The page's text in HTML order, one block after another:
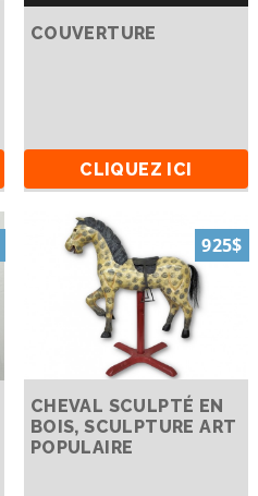
COUVERTURE
CLIQUEZ ICI
925$
CHEVAL SCULPTÉ EN
BOIS, SCULPTURE ART
POPULAIRE